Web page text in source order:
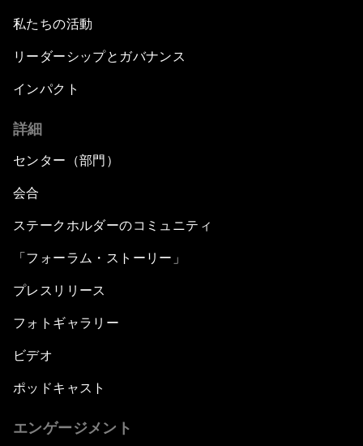
私たちの活動
リーダーシップとガバナンス
インパクト
詳細
センター（部門）
会合
ステークホルダーのコミュニティ
「フォーラム・ストーリー」
プレスリリース
フォトギャラリー
ビデオ
ポッドキャスト
エンゲージメント